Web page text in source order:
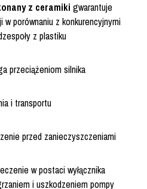
z ceramiki gwarantuje
w porównaniu z konkurencyjnymi
z plastiku
przeciążeniom silnika
i transportu
przed zanieczyszczeniami
w postaci wyłącznika
i uszkodzeniem pompy